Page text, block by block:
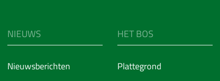
NIEUWS
Nieuwsberichten
HET BOS
Plattegrond